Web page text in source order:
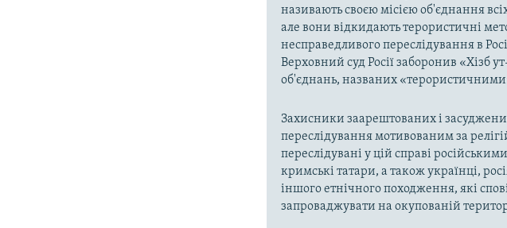
називають своєю місією об'єднання
але вони відкидають терористичні
несправедливого переслідування в
Верховний суд Росії заборонив «Хізб
об'єднань, названих
Захисники заарештованих і
переслідування мотивованим за
переслідувані у цій справі
кримські татари, а також українці,
іншого етнічного походження, які
запроваджувати на окупованій